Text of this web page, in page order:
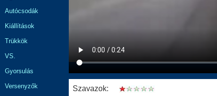
Autócsodák
Kiállítások
Trükkök
VS.
Gyorsulás
Versenyzők Szavazok: